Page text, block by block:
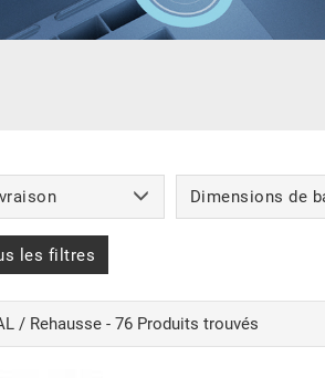
Dimensions de
les filtres
/ Rehausse - 76 Produits trouvés